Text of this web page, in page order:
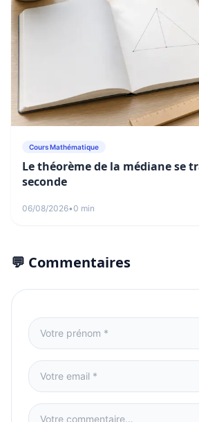
Cours Mathématique
Le théorème de la médiane se
seconde
06/08/2026•0 min
💬 Commentaires